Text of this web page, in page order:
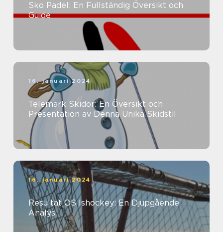
Sko Padel: En Fullständig Översikt och
Guide
16. januari 2024
Telemark Skidor: En Översikt och
Presentation av Denna Unika Skidstil
16. januari 2024
Resultat OS Ishockey: En Djupgående
Analys